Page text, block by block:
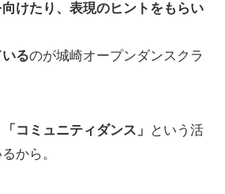
けたり、表現のヒントをもらい
るのが城崎オープンダンスクラ
「コミュニティダンス」
という活
から。